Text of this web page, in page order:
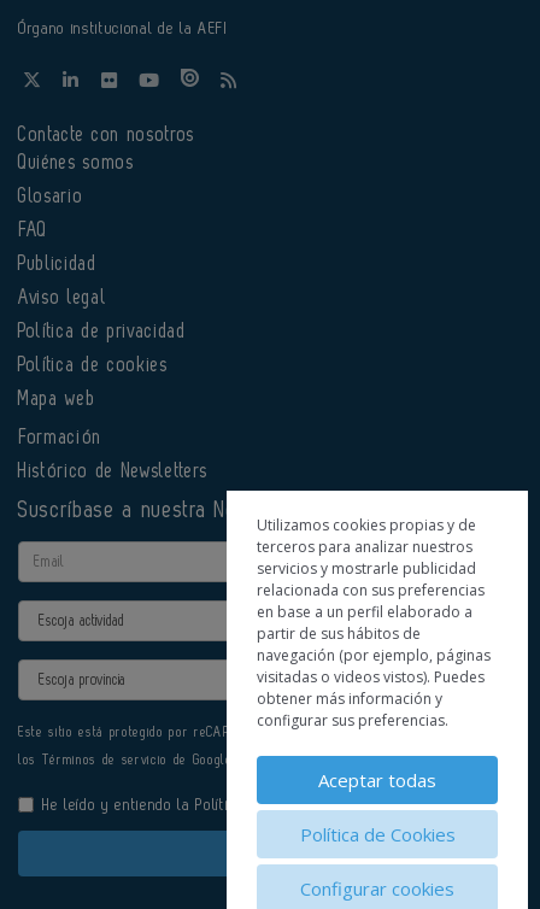
Órgano institucional de la AEFI
Contacte con nosotros
Quiénes somos
Glosario
FAQ
Publicidad
Aviso legal
Política de privacidad
Política de cookies
Mapa web
Formación
Histórico de Newsletters
Suscríbase a nuestra Newsletter
Email
Actividad
Provincia
Este sitio está protegido por reCAPTCHA y se aplican la
los Términos de servicio de Google.
He leído y entiendo la Política de Privacidad
Enviar
Utilizamos cookies propias y de
terceros para analizar nuestros
servicios y mostrarle publicidad
relacionada con sus preferencias
en base a un perfil elaborado a
partir de sus hábitos de
navegación (por ejemplo, páginas
visitadas o videos vistos). Puedes
obtener más información y
configurar sus preferencias.
Aceptar todas
Política de Cookies
Configurar cookies